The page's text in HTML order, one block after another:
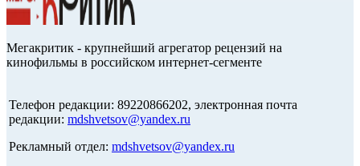
Мегакритик - крупнейший агрегатор рецензий на
кинофильмы в российском интернет-сегменте
Телефон редакции: 89220866202, электронная почта
редакции: mdshvetsov@yandex.ru
Рекламный отдел: mdshvetsov@yandex.ru